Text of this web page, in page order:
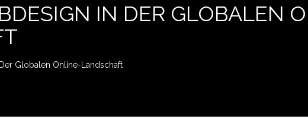
IN DER GLOBALEN O
Globalen Online-Landschaft